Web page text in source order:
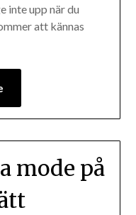
inte upp när du
att kännas
mode på